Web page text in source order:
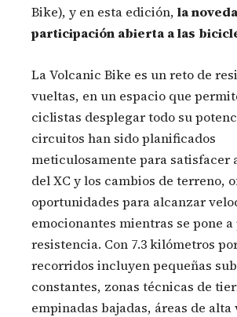
Bike), y en esta edición, la
participación abierta a las
La Volcanic Bike es un reto de
vueltas, en un espacio que
ciclistas desplegar todo su
circuitos han sido planificados
meticulosamente para satisfacer
del XC y los cambios de terreno,
oportunidades para alcanzar
emocionantes mientras se pone
resistencia. Con 7.3 kilómetros
recorridos incluyen pequeñas
constantes, zonas técnicas de
empinadas bajadas, áreas de